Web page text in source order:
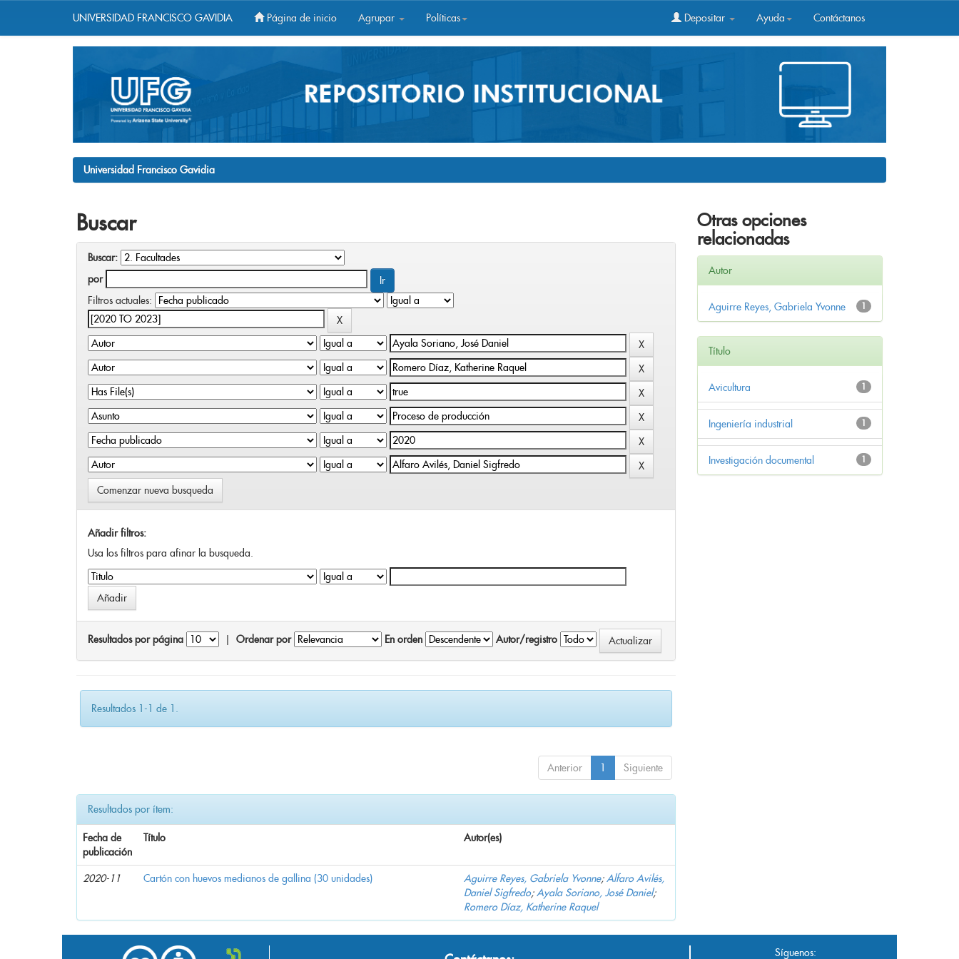
UNIVERSIDAD FRANCISCO GAVIDIA Página de inicio Agrupar Políticas Depositar Ayuda Contáctanos
Universidad Francisco Gavidia
Buscar
Buscar:
por
Filtros actuales:
Comenzar nueva busqueda
Añadir filtros:
Usa los filtros para afinar la busqueda.
Resultados por página Ordenar por En orden Autor/registro
Resultados 1-1 de 1.
Anterior 1 Siguiente
Resultados por ítem:
Fecha de
publicación
Título Autor(es)
2020-11 Cartón con huevos medianos de gallina (30 unidades) Aguirre Reyes, Gabriela Yvonne;Alfaro Avilés,
Daniel Sigfredo;Ayala Soriano, José Daniel;
Romero Díaz, Katherine Raquel
Otras opciones
relacionadas
Autor
1
Aguirre Reyes, Gabriela Yvonne
Título
1
Avicultura
1
Ingeniería industrial
1
Investigación documental
Síguenos: